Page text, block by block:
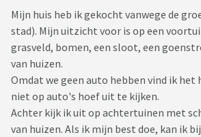
Mijn huis heb ik gekocht vanwege de
stad). Mijn uitzicht voor is op een
grasveld, bomen, een sloot, een
van huizen.
Omdat we geen auto hebben vind ik
niet op auto's hoef uit te kijken.
Achter kijk ik uit op achtertuinen met
van huizen. Als ik mijn best doe, kan ik